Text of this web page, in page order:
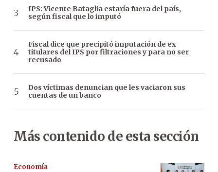
IPS: Vicente Bataglia estaría fuera del país,
según fiscal que lo imputó
Fiscal dice que precipitó imputación de ex
titulares del IPS por filtraciones y para no ser
recusado
Dos víctimas denuncian que les vaciaron sus
cuentas de un banco
Más contenido de esta sección
Economía